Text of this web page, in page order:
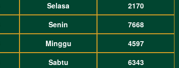
Selasa
2170
Senin
7668
Minggu
4597
Sabtu
6343